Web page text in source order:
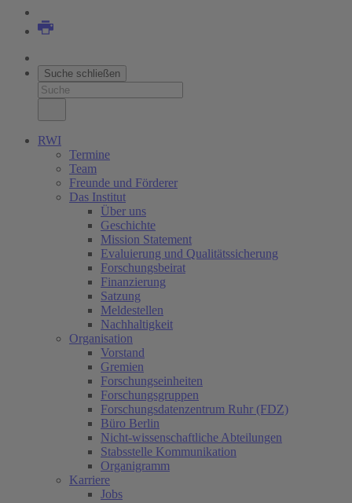
Suche schließen
RWI
Termine
Team
Freunde und Förderer
Das Institut
Über uns
Geschichte
Mission Statement
Evaluierung und Qualitätssicherung
Forschungsbeirat
Finanzierung
Satzung
Meldestellen
Nachhaltigkeit
Organisation
Vorstand
Gremien
Forschungseinheiten
Forschungsgruppen
Forschungsdatenzentrum Ruhr (FDZ)
Büro Berlin
Nicht-wissenschaftliche Abteilungen
Stabsstelle Kommunikation
Organigramm
Karriere
Jobs